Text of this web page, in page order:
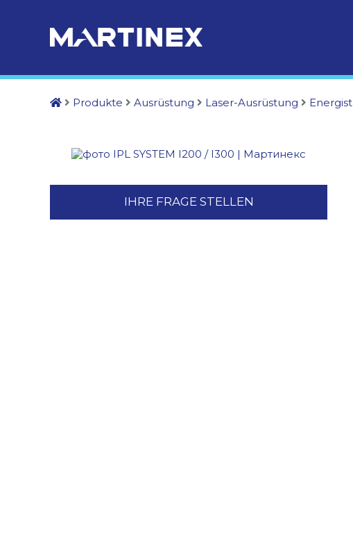
Produkte Ausrüstung Laser-Ausrüstung Energist
IHRE FRAGE STELLEN